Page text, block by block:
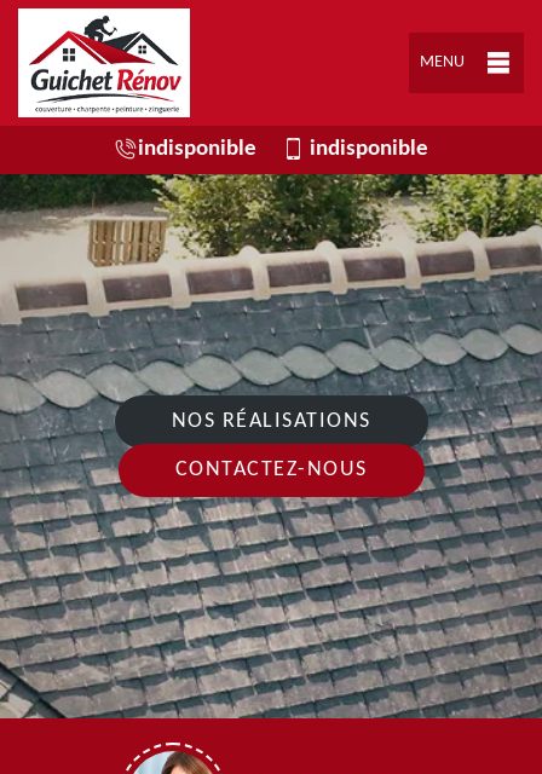
MENU
indisponible indisponible
NOS RÉALISATIONS
CONTACTEZ-NOUS